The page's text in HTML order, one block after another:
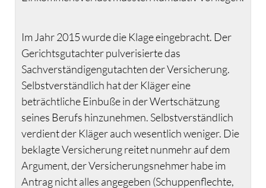
Im Jahr 2015 wurde die Klage eingebracht. Der
Gerichtsgutachter pulverisierte das
Sachverständigengutachten der Versicherung.
Selbstverständlich hat der Kläger eine
beträchtliche Einbuße in der Wertschätzung
seines Berufs hinzunehmen. Selbstverständlich
verdient der Kläger auch wesentlich weniger. Die
beklagte Versicherung reitet nunmehr auf dem
Argument, der Versicherungsnehmer habe im
Antrag nicht alles angegeben (Schuppenflechte,